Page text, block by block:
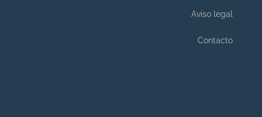
Aviso legal
Contacto